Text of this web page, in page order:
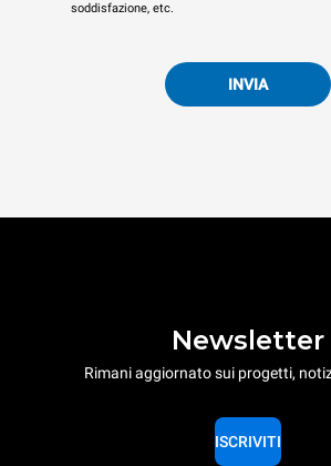
soddisfazione, etc.
INVIA
Newsletter
Rimani aggiornato sui progetti,
ISCRIVITI